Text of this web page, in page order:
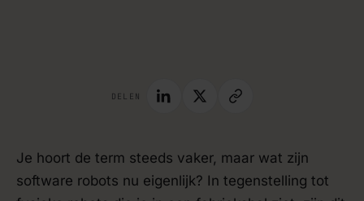
DELEN
Je hoort de term steeds vaker, maar wat zijn
software robots nu eigenlijk? In tegenstelling tot